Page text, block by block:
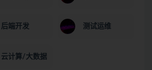
后端开发 测试运维
云计算/大数据